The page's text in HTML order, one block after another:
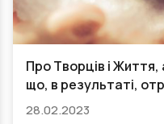
Про Творців і Життя,
що, в результаті,
28.02.2023